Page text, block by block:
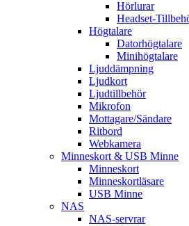
Hörlurar
Headset-
Högtalare
Datorhögtalare
Minihögtalare
Ljuddämpning
Ljudkort
Ljudtillbehör
Mikrofon
Mottagare/Sändare
Ritbord
Webkamera
Minneskort & USB Minne
Minneskort
Minneskortläsare
USB Minne
NAS
NAS-servrar